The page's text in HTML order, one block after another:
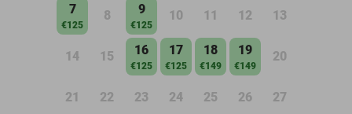
7
€125
8 9
€125
10 11 12 13
14 15 16
€125
17
€125
18
€149
19
€149
20
21 22 23 24 25 26 27